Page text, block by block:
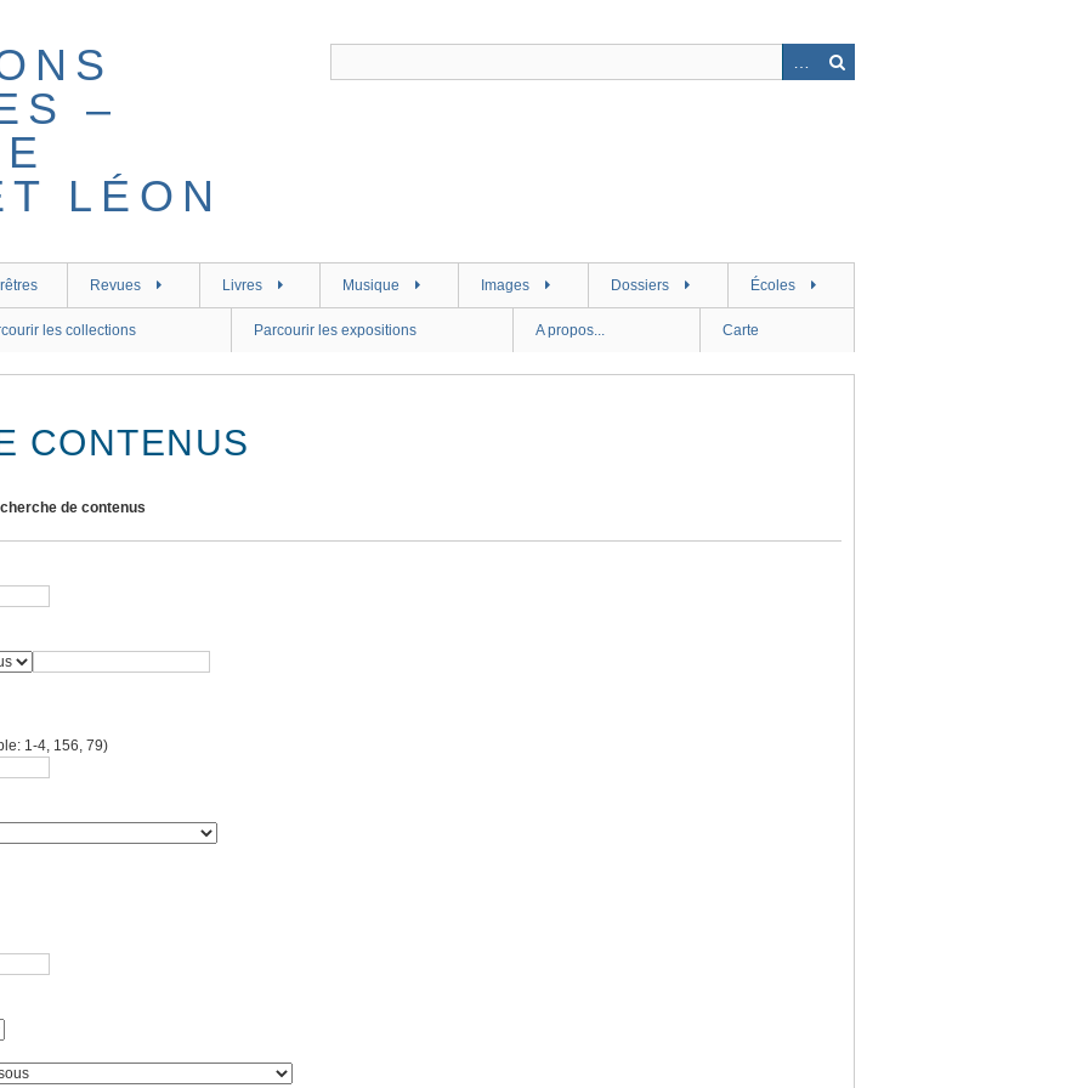
Revues Livres Musique Images Dossiers Écoles
les collections Parcourir les expositions A propos... Carte
CONTENUS
de contenus
1-4, 156, 79)